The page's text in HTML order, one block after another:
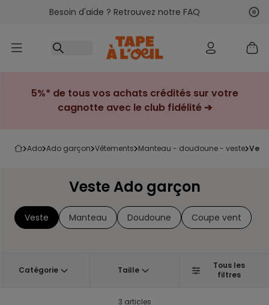
Accéder au contenu
Besoin d'aide ? Retrouvez notre FAQ
5%* de tous vos achats crédités sur votre
cagnotte avec le club fidélité ➔
ado ado garçon vêtements manteau - doudoune - veste
Veste Ado garçon
Veste Manteau Doudoune Coupe vent
Catégorie Taille
Tous les
filtres
3 articles